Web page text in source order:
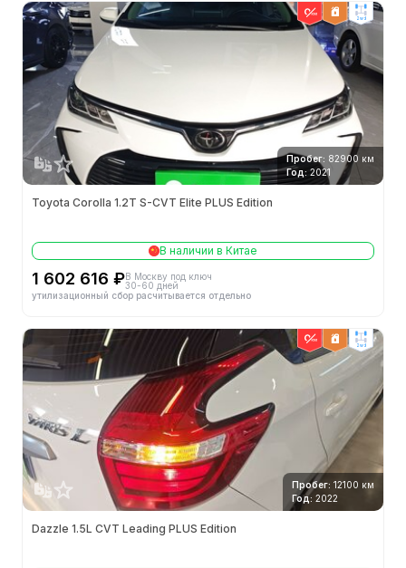
2wd
Пробег: 82900 км
Год: 2021
Toyota Corolla 1.2T S-CVT Elite PLUS Edition
В наличии в Китае
1 602 616 ₽В Москву под ключ
30-60 дней
утилизационный сбор расчитывается отдельно
2wd
Пробег: 12100 км
Год: 2022
Dazzle 1.5L CVT Leading PLUS Edition